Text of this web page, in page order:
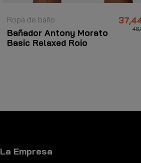
Ropa de baño
Bañador Antony Morato
Basic Relaxed Rojo
La Empresa